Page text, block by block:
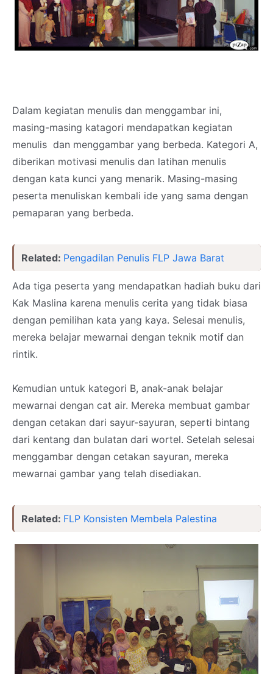
Dalam kegiatan menulis dan menggambar ini,
masing-masing katagori mendapatkan kegiatan
menulis dan menggambar yang berbeda. Kategori A,
diberikan motivasi menulis dan latihan menulis
dengan kata kunci yang menarik. Masing-masing
peserta menuliskan kembali ide yang sama dengan
pemaparan yang berbeda.
Related: Pengadilan Penulis FLP Jawa Barat
Ada tiga peserta yang mendapatkan hadiah buku dari
Kak Maslina karena menulis cerita yang tidak biasa
dengan pemilihan kata yang kaya. Selesai menulis,
mereka belajar mewarnai dengan teknik motif dan
rintik.
Kemudian untuk kategori B, anak-anak belajar
mewarnai dengan cat air. Mereka membuat gambar
dengan cetakan dari sayur-sayuran, seperti bintang
dari kentang dan bulatan dari wortel. Setelah selesai
menggambar dengan cetakan sayuran, mereka
mewarnai gambar yang telah disediakan.
Related: FLP Konsisten Membela Palestina